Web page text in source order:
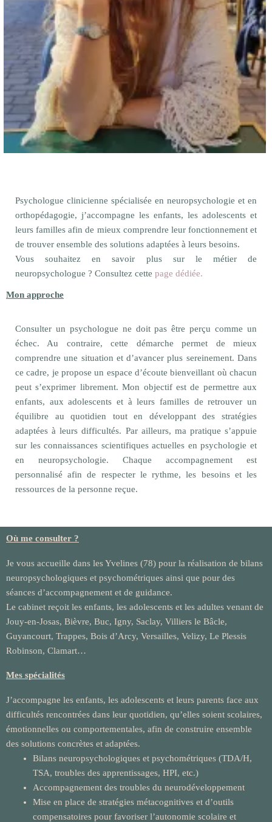
Psychologue clinicienne spécialisée en neuropsychologie et en
orthopédagogie, j’accompagne les enfants, les adolescents et
leurs familles afin de mieux comprendre leur fonctionnement et
de trouver ensemble des solutions adaptées à leurs besoins.
Vous souhaitez en savoir plus sur le métier de
neuropsychologue ? Consultez cette page dédiée.
Mon approche
Consulter un psychologue ne doit pas être perçu comme un
échec. Au contraire, cette démarche permet de mieux
comprendre une situation et d’avancer plus sereinement. Dans
ce cadre, je propose un espace d’écoute bienveillant où chacun
peut s’exprimer librement. Mon objectif est de permettre aux
enfants, aux adolescents et à leurs familles de retrouver un
équilibre au quotidien tout en développant des stratégies
adaptées à leurs difficultés. Par ailleurs, ma pratique s’appuie
sur les connaissances scientifiques actuelles en psychologie et
en neuropsychologie. Chaque accompagnement est
personnalisé afin de respecter le rythme, les besoins et les
ressources de la personne reçue.
Où me consulter ?
Je vous accueille dans les Yvelines (78) pour la réalisation de bilans
neuropsychologiques et psychométriques ainsi que pour des
séances d’accompagnement et de guidance.
Le cabinet reçoit les enfants, les adolescents et les adultes venant de
Jouy-en-Josas, Bièvre, Buc, Igny, Saclay, Villiers le Bâcle,
Guyancourt, Trappes, Bois d’Arcy, Versailles, Velizy, Le Plessis
Robinson, Clamart…
Mes spécialités
J’accompagne les enfants, les adolescents et leurs parents face aux
difficultés rencontrées dans leur quotidien, qu’elles soient scolaires,
émotionnelles ou comportementales, afin de construire ensemble
des solutions concrètes et adaptées.
Bilans neuropsychologiques et psychométriques (TDA/H,
TSA, troubles des apprentissages, HPI, etc.)
Accompagnement des troubles du neurodéveloppement
Mise en place de stratégies métacognitives et d’outils
compensatoires pour favoriser l’autonomie scolaire et